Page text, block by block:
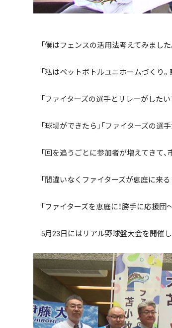
「僕はフェンスの活用法考えてみました
「私はペットボトルユニホームづくり。
「ファイターズの選手とリレーがしたい
「球場ができたら」「ファイターズの選
「回を追うごとに参加者が増えてきて、
「間違いなくファイターズが恵庭に来る
「ファイターズを恵庭に！勝手に応援団～
5月23日にはリアル野球盤大会を開催し